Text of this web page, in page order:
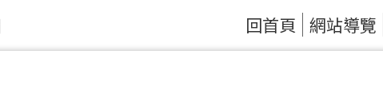
回首頁 網站導覽